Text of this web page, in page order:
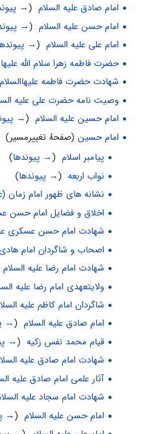
امام صادق علیه السلام‏
(
→
امام حسن علیه السلام‏
(
→
امام علی علیه السلام‏
(
→
حضرت فاطمه زهرا سلام الله علیها
شهادت حضرت فاطمه علیهاالسلام
وصیت نامه حضرت علی علیه
امام حسین علیه السلام‏
(
→
امام حسین(صفحهٔ تغییرمسیر) ‏
پیامبر اسلام‏
(→ پیوندها)
نواب اربعه‏
(→ پیوندها)
نشانه های ظهور امام زمان
اخلاق و فضایل امام حسن
شهادت امام حسن عسکری
اصحاب و شاگردان امام هادی
شهادت امام رضا علیه السلام‏
ولایتعهدی امام رضا علیه
شاگردان امام کاظم عليه
امام صادق علیه السلام‏
(
→
قیام محمد نفس زکیه‏
(
→
شهادت امام صادق علیه
آثار علمى امام صادق علیه
شهادت امام سجاد علیه
امام حسن علیه السلام‏
(
→